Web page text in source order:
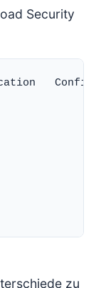
Security
zu